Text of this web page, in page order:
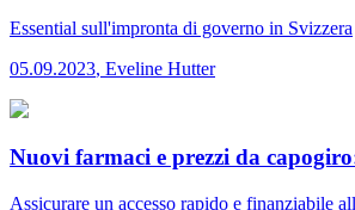
Essential sull'impronta di governo in Svizzera
05.09.2023, Eveline Hutter
Nuovi farmaci e prezzi da
Assicurare un accesso rapido e finanziabile